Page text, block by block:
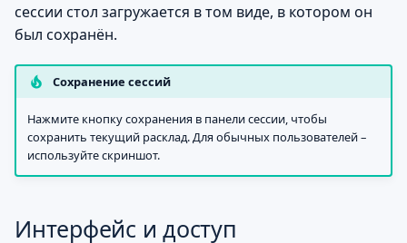
сессии стол загружается в том виде, в котором он
был сохранён.
Сохранение сессий
Нажмите кнопку сохранения в панели сессии, чтобы
сохранить текущий расклад. Для обычных пользователей –
используйте скриншот.
Интерфейс и доступ